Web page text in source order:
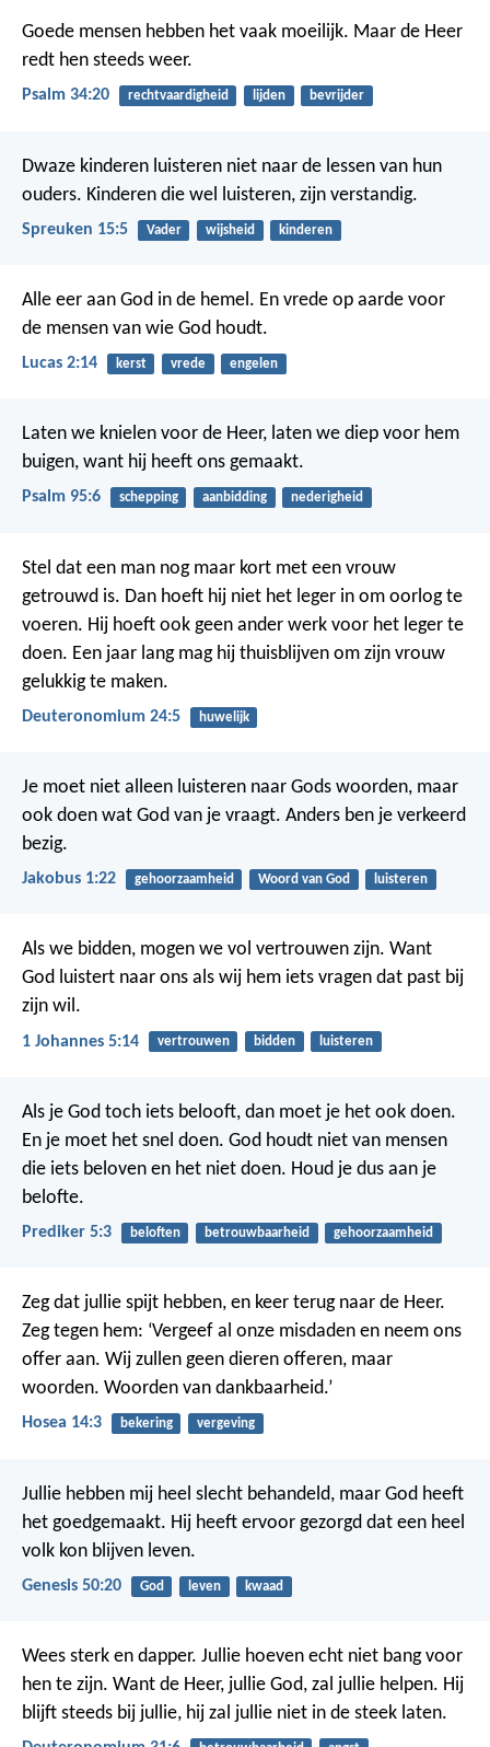
Goede mensen hebben het vaak moeilijk. Maar de Heer
redt hen steeds weer.
Psalm 34:20 rechtvaardigheid lijden bevrijder
Dwaze kinderen luisteren niet naar de lessen van hun
ouders. Kinderen die wel luisteren, zijn verstandig.
Spreuken 15:5 Vader wijsheid kinderen
Alle eer aan God in de hemel. En vrede op aarde voor
de mensen van wie God houdt.
Lucas 2:14 kerst vrede engelen
Laten we knielen voor de Heer, laten we diep voor hem
buigen, want hij heeft ons gemaakt.
Psalm 95:6 schepping aanbidding nederigheid
Stel dat een man nog maar kort met een vrouw
getrouwd is. Dan hoeft hij niet het leger in om oorlog te
voeren. Hij hoeft ook geen ander werk voor het leger te
doen. Een jaar lang mag hij thuisblijven om zijn vrouw
gelukkig te maken.
Deuteronomium 24:5 huwelijk
Je moet niet alleen luisteren naar Gods woorden, maar
ook doen wat God van je vraagt. Anders ben je verkeerd
bezig.
Jakobus 1:22 gehoorzaamheid Woord van God luisteren
Als we bidden, mogen we vol vertrouwen zijn. Want
God luistert naar ons als wij hem iets vragen dat past bij
zijn wil.
1 Johannes 5:14 vertrouwen bidden luisteren
Als je God toch iets belooft, dan moet je het ook doen.
En je moet het snel doen. God houdt niet van mensen
die iets beloven en het niet doen. Houd je dus aan je
belofte.
Prediker 5:3 beloften betrouwbaarheid gehoorzaamheid
Zeg dat jullie spijt hebben, en keer terug naar de Heer.
Zeg tegen hem: ‘Vergeef al onze misdaden en neem ons
offer aan. Wij zullen geen dieren offeren, maar
woorden. Woorden van dankbaarheid.’
Hosea 14:3 bekering vergeving
Jullie hebben mij heel slecht behandeld, maar God heeft
het goedgemaakt. Hij heeft ervoor gezorgd dat een heel
volk kon blijven leven.
Genesis 50:20 God leven kwaad
Wees sterk en dapper. Jullie hoeven echt niet bang voor
hen te zijn. Want de Heer, jullie God, zal jullie helpen. Hij
blijft steeds bij jullie, hij zal jullie niet in de steek laten.